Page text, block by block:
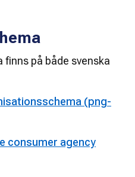
på både svenska
(png-
consumer agency